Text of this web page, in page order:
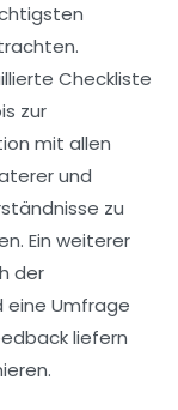
Checkliste
zur
mit allen
und
zu
Ein weiterer
der
eine Umfrage
liefern